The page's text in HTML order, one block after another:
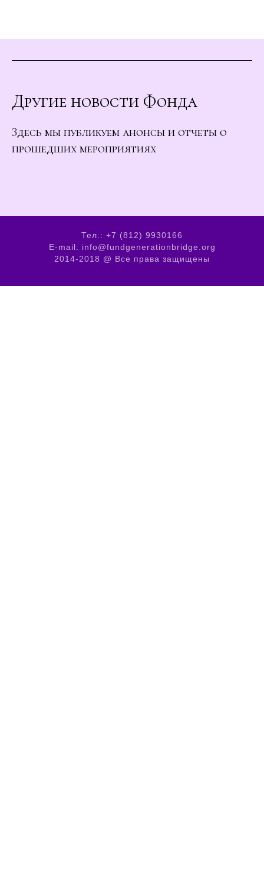
Другие новости Фонда
Здесь мы публикуем анонсы и отчеты о
прошедших мероприятиях
Тел.: +7 (812) 9930166
E-mail: info@fundgenerationbridge.org
2014-2018 @ Все права защищены